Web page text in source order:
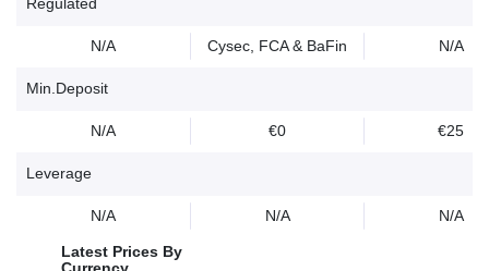
Regulated
N/A Cysec, FCA & BaFin N/A
Min.Deposit
N/A €0 €25
Leverage
N/A N/A N/A
Latest Prices By